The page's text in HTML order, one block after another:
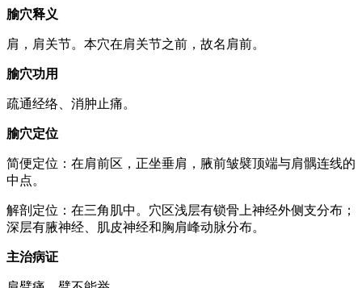
腧穴释义
肩，肩关节。本穴在肩关节之前，故名肩前。
腧穴功用
疏通经络、消肿止痛。
腧穴定位
简便定位：在肩前区，正坐垂肩，腋前皱襞顶端与肩髃连线的
中点。
解剖定位：在三角肌中。穴区浅层有锁骨上神经外侧支分布；
深层有腋神经、肌皮神经和胸肩峰动脉分布。
主治病证